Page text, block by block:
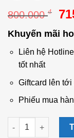
800.000₫
là:
Khuyến mãi
Liên hệ
tốt nhất
Giftcard lên tới
Phiếu mua
Lô Giấy Vệ Sinh